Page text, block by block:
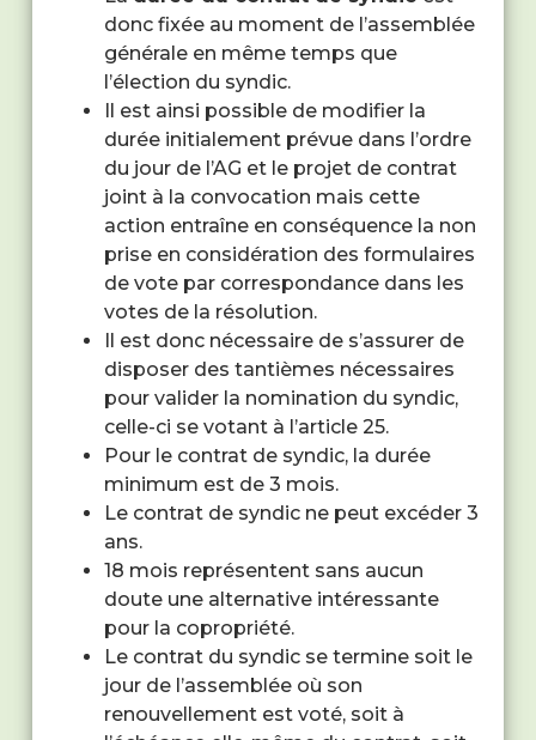
donc fixée au moment de l’assemblée
générale en même temps que
l’élection du syndic.
Il est ainsi possible de modifier la
durée initialement prévue dans l’ordre
du jour de l’AG et le projet de contrat
joint à la convocation mais cette
action entraîne en conséquence la non
prise en considération des formulaires
de vote par correspondance dans les
votes de la résolution.
Il est donc nécessaire de s’assurer de
disposer des tantièmes nécessaires
pour valider la nomination du syndic,
celle-ci se votant à l’article 25.
Pour le contrat de syndic, la durée
minimum est de 3 mois.
Le contrat de syndic ne peut excéder 3
ans.
18 mois représentent sans aucun
doute une alternative intéressante
pour la copropriété.
Le contrat du syndic se termine soit le
jour de l’assemblée où son
renouvellement est voté, soit à